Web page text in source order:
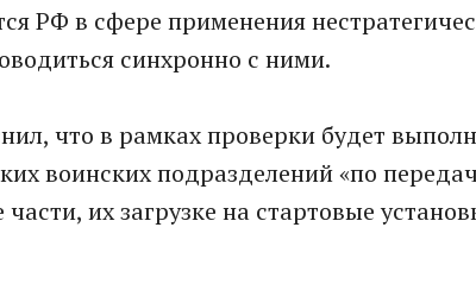
РФ в сфере применения
синхронно с ними.
что в рамках проверки будет
воинских подразделений «по
части, их загрузке на стартовые